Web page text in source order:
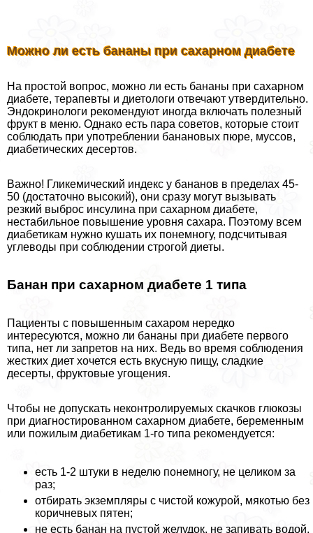
Можно ли есть бананы при сахарном диабете
На простой вопрос, можно ли есть бананы при сахарном
диабете, терапевты и диетологи отвечают утвердительно.
Эндокринологи рекомендуют иногда включать полезный
фрукт в меню. Однако есть пара советов, которые стоит
соблюдать при употрeблении банановых пюре, муссов,
диабетических десертов.
Важно! Гликемический индекс у бананов в пределах 45-
50 (достаточно высокий), они сразу могут вызывать
резкий выброс инсулина при сахарном диабете,
нестабильное повышение уровня сахара. Поэтому всем
диабетикам нужно кушать их понемногу, подсчитывая
углеводы при соблюдении строгой диеты.
Банан при сахарном диабете 1 типа
Пациенты с повышенным сахаром нередко
интересуются, можно ли бананы при диабете первого
типа, нет ли запретов на них. Ведь во время соблюдения
жестких диет хочется есть вкусную пищу, сладкие
десерты, фруктовые угощения.
Чтобы не допускать неконтролируемых скачков глюкозы
при диагностированном сахарном диабете, беременным
или пожилым диабетикам 1-го типа рекомендуется:
есть 1-2 штуки в неделю понемногу, не целиком за
раз;
отбирать экземпляры с чистой кожурой, мякотью без
коричневых пятен;
не есть банан на пустой желудок, не запивать водой,